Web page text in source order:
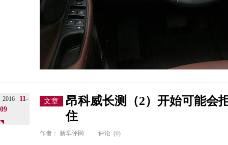
2016
11-
09
文章
昂科威长测（2）开始可能会
住
作者： 新车评网 评论 (0)